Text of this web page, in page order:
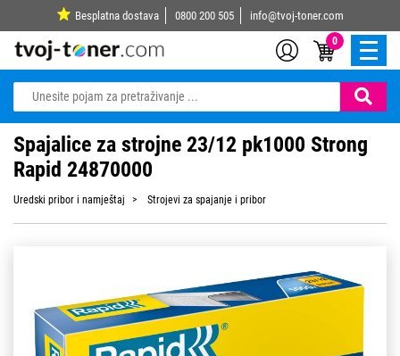
Besplatna dostava 0800 200 505 info@tvoj-toner.com
0
Spajalice za strojne 23/12 pk1000 Strong
Rapid 24870000
Uredski pribor i namještaj Strojevi za spajanje i pribor